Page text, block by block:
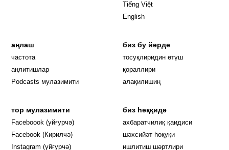
Tiếng Việt
English
аңлаш
частота
аңлитишлар
Podcasts мулазимити
биз бу йәрдә
тосуқлиридин өтүш
қораллири
алақилишиң
тор мулазимити
Faceboook (уйғурчә) Opens in new window
Facebook (Кирилчә) Opens in new window
Instagram (уйғурчә) Opens in new window
биз һәққидә
ахбаратчилиқ қаидиси
шәхсийәт һоқуқи
ишлитиш шәртлири